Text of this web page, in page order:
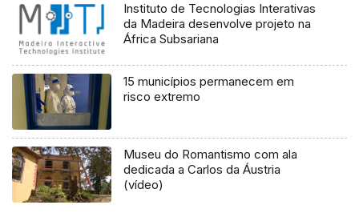
Instituto de Tecnologias Interativas
da Madeira desenvolve projeto na
África Subsariana
15 municípios permanecem em
risco extremo
Museu do Romantismo com ala
dedicada a Carlos da Áustria
(vídeo)